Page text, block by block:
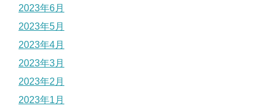
2023年6月
2023年5月
2023年4月
2023年3月
2023年2月
2023年1月